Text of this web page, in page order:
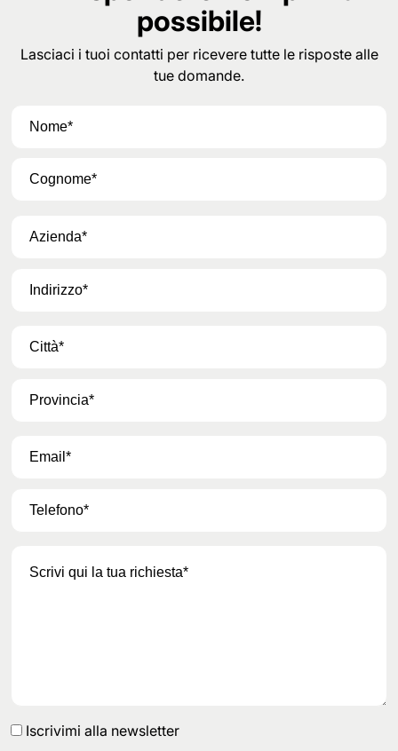
possibile!
Lasciaci i tuoi contatti per ricevere tutte le risposte alle
tue domande.
Iscrivimi alla newsletter